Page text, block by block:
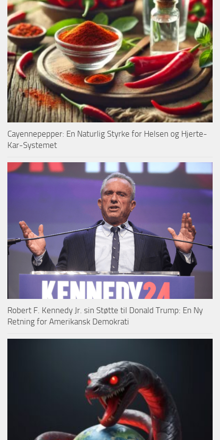
Cayennepepper: En Naturlig Styrke for Helsen og Hjerte-
Kar-Systemet
Robert F. Kennedy Jr. sin Støtte til Donald Trump: En Ny
Retning for Amerikansk Demokrati